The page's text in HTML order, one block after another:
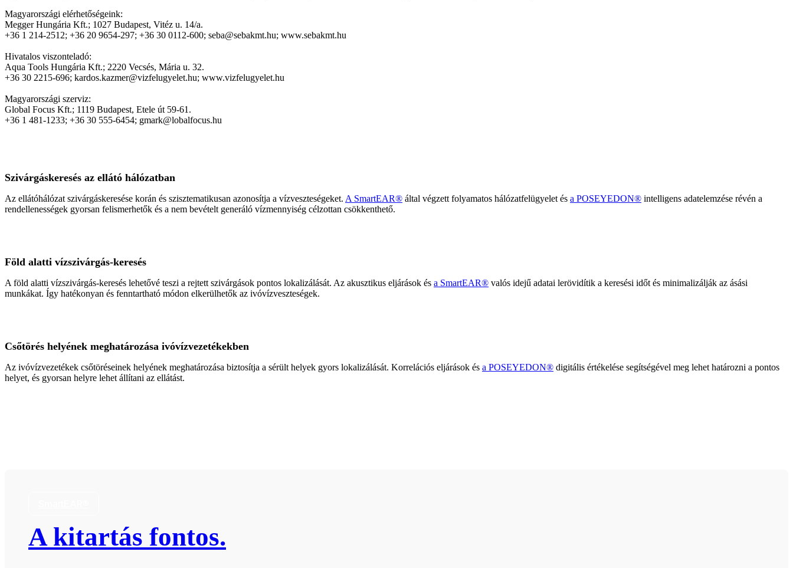
Magyarországi elérhetőségeink:
Megger Hungária Kft.; 1027 Budapest, Vitéz u. 14/a.
+36 1 214-2512; +36 20 9654-297; +36 30 0112-600; seba@sebakmt.hu; www.sebakmt.hu
Hivatalos viszonteladó:
Aqua Tools Hungária Kft.; 2220 Vecsés, Mária u. 32.
+36 30 2215-696; kardos.kazmer@vizfelugyelet.hu; www.vizfelugyelet.hu
Magyarországi szerviz:
Global Focus Kft.; 1119 Budapest, Etele út 59-61.
+36 1 481-1233; +36 30 555-6454; gmark@lobalfocus.hu
Szivárgáskeresés az ellátó hálózatban
Az ellátóhálózat szivárgáskeresése korán és szisztematikusan azonosítja a vízveszteségeket. A SmartEAR® által végzett folyamatos hálózatfelügyelet és a POSEYEDON® intelligens adatelemzése révén a
rendellenességek gyorsan felismerhetők és a nem bevételt generáló vízmennyiség célzottan csökkenthető.
Föld alatti vízszivárgás-keresés
A föld alatti vízszivárgás-keresés lehetővé teszi a rejtett szivárgások pontos lokalizálását. Az akusztikus eljárások és a SmartEAR® valós idejű adatai lerövidítik a keresési időt és minimalizálják az ásási
munkákat. Így hatékonyan és fenntartható módon elkerülhetők az ivóvízveszteségek.
Csőtörés helyének meghatározása ivóvízvezetékekben
Az ivóvízvezetékek csőtöréseinek helyének meghatározása biztosítja a sérült helyek gyors lokalizálását. Korrelációs eljárások és a POSEYEDON® digitális értékelése segítségével meg lehet határozni a pontos
helyet, és gyorsan helyre lehet állítani az ellátást.
A kitartás fontos.